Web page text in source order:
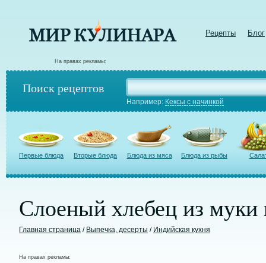
Рецепты Блог
На правах рекламы:
Поиск рецептов
Например: Кексы с начинкой
Первые блюда Вторые блюда Блюда из мяса Блюда из рыбы
Слоеный хлебец из муки
Главная страница / Выпечка, десерты / Индийская кухня
На правах рекламы: